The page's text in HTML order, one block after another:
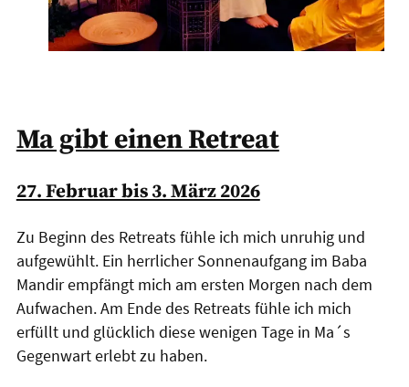
Ma gibt einen Retreat
27. Februar bis 3. März 2026
Zu Beginn des Retreats fühle ich mich unruhig und
aufgewühlt. Ein herrlicher Sonnenaufgang im Baba
Mandir empfängt mich am ersten Morgen nach dem
Aufwachen. Am Ende des Retreats fühle ich mich
erfüllt und glücklich diese wenigen Tage in Ma´s
Gegenwart erlebt zu haben.